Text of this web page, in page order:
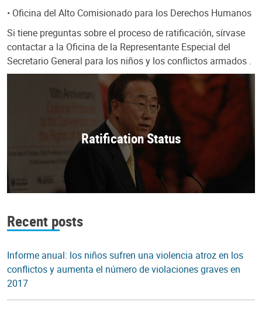
• Oficina del Alto Comisionado para los Derechos Humanos
Si tiene preguntas sobre el proceso de ratificación, sírvase
contactar a la Oficina de la Representante Especial del
Secretario General para los niños y los conflictos armados .
Ratification Status
Recent posts
Informe anual: los niños sufren una violencia atroz en los
conflictos y aumenta el número de violaciones graves en
2017